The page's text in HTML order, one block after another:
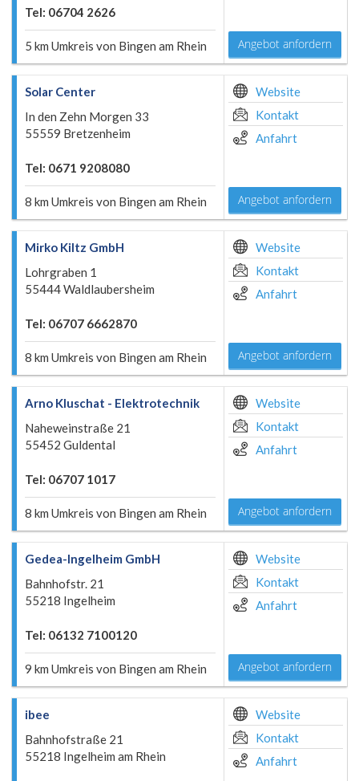
Tel: 06704 2626
5 km Umkreis von Bingen am Rhein Angebot anfordern
Solar Center
In den Zehn Morgen 33
55559 Bretzenheim
Tel: 0671 9208080
8 km Umkreis von Bingen am Rhein
Website
Kontakt
Anfahrt
Angebot anfordern
Mirko Kiltz GmbH
Lohrgraben 1
55444 Waldlaubersheim
Tel: 06707 6662870
8 km Umkreis von Bingen am Rhein
Website
Kontakt
Anfahrt
Angebot anfordern
Arno Kluschat - Elektrotechnik
Naheweinstraße 21
55452 Guldental
Tel: 06707 1017
8 km Umkreis von Bingen am Rhein
Website
Kontakt
Anfahrt
Angebot anfordern
Gedea-Ingelheim GmbH
Bahnhofstr. 21
55218 Ingelheim
Tel: 06132 7100120
9 km Umkreis von Bingen am Rhein
Website
Kontakt
Anfahrt
Angebot anfordern
ibee
Bahnhofstraße 21
55218 Ingelheim am Rhein
Website
Kontakt
Anfahrt